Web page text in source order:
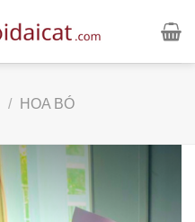
/ HOA BÓ